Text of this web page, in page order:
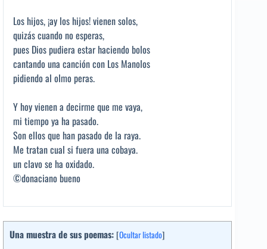
Los hijos, ¡ay los hijos! vienen solos,
quizás cuando no esperas,
pues Dios pudiera estar haciendo bolos
cantando una canción con Los Manolos
pidiendo al olmo peras.
Y hoy vienen a decirme que me vaya,
mi tiempo ya ha pasado.
Son ellos que han pasado de la raya.
Me tratan cual si fuera una cobaya.
un clavo se ha oxidado.
©donaciano bueno
Una muestra de sus poemas: [Ocultar listado]